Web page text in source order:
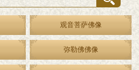
观音菩萨佛像
弥勒佛佛像